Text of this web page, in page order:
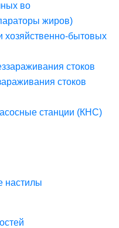
во
жиров)
хозяйственно-бытовых
стоков
стоков
станции (КНС)
настилы